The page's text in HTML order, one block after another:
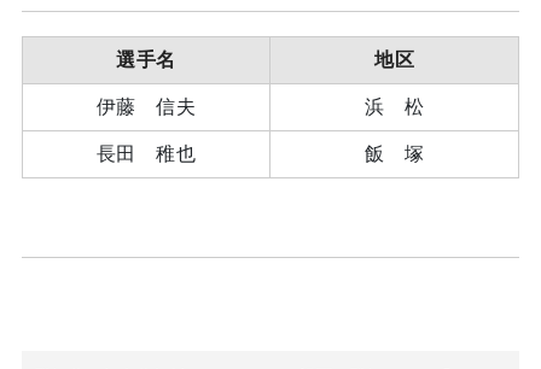
選手名 地区
伊藤 信夫 浜 松
長田 稚也 飯 塚